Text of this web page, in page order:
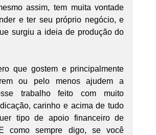
assim, tem muita vontade
e ter seu próprio negócio, e
surgiu a ideia de produção do
que gostem e principalmente
ou pelo menos ajudem a
trabalho feito com muito
carinho e acima de tudo
tipo de apoio financeiro de
como sempre digo, se você